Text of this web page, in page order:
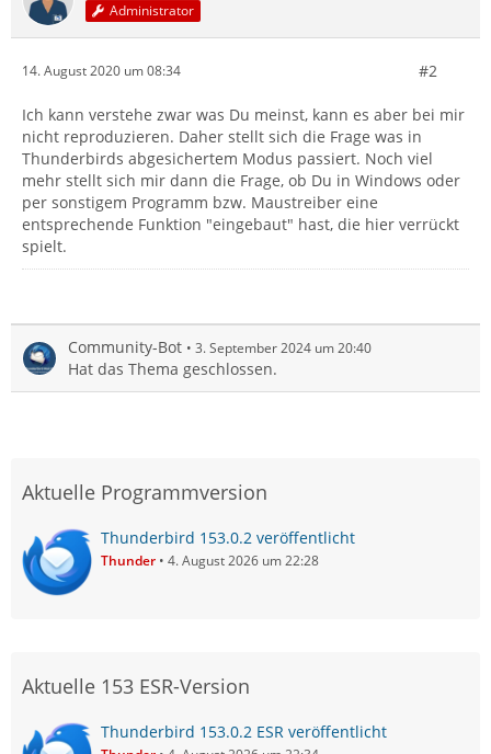
Administrator
14. August 2020 um 08:34 #2
Ich kann verstehe zwar was Du meinst, kann es aber bei mir
nicht reproduzieren. Daher stellt sich die Frage was in
Thunderbirds abgesichertem Modus passiert. Noch viel
mehr stellt sich mir dann die Frage, ob Du in Windows oder
per sonstigem Programm bzw. Maustreiber eine
entsprechende Funktion "eingebaut" hast, die hier verrückt
spielt.
Community-Bot 3. September 2024 um 20:40
Hat das Thema geschlossen.
Aktuelle Programmversion
Thunderbird 153.0.2 veröffentlicht
Thunder 4. August 2026 um 22:28
Aktuelle 153 ESR-Version
Thunderbird 153.0.2 ESR veröffentlicht